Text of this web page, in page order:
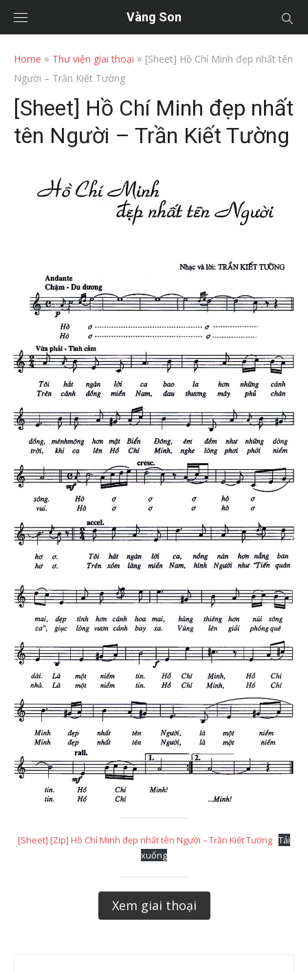
Vàng Son
Home » Thư viện giai thoại » [Sheet] Hồ Chí Minh đẹp nhất tên
Người – Trần Kiết Tường
[Sheet] Hồ Chí Minh đẹp nhất
tên Người – Trần Kiết Tường
[Sheet] [Zip] Hồ Chí Minh đẹp nhất tên Người – Trần Kiết Tường Tải
xuống
Xem giai thoại